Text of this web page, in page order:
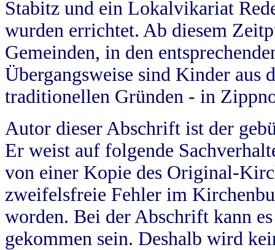
Stabitz und ein Lokalvikariat
wurden errichtet. Ab diesem
Gemeinden, in den
Übergangsweise sind Kinder aus
traditionellen Gründen - in
Autor dieser Abschrift ist der
Er weist auf folgende
von einer Kopie des Original-
zweifelsfreie Fehler im
worden. Bei der Abschrift kann
gekommen sein. Deshalb wird